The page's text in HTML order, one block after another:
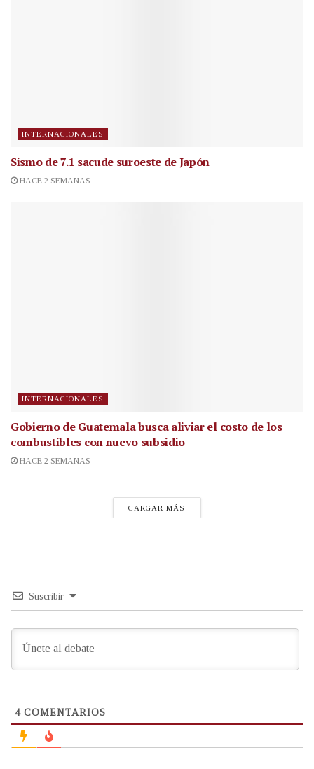
INTERNACIONALES
Sismo de 7.1 sacude suroeste de Japón
HACE 2 SEMANAS
INTERNACIONALES
Gobierno de Guatemala busca aliviar el costo de los
combustibles con nuevo subsidio
HACE 2 SEMANAS
CARGAR MÁS
Suscribir
4COMENTARIOS